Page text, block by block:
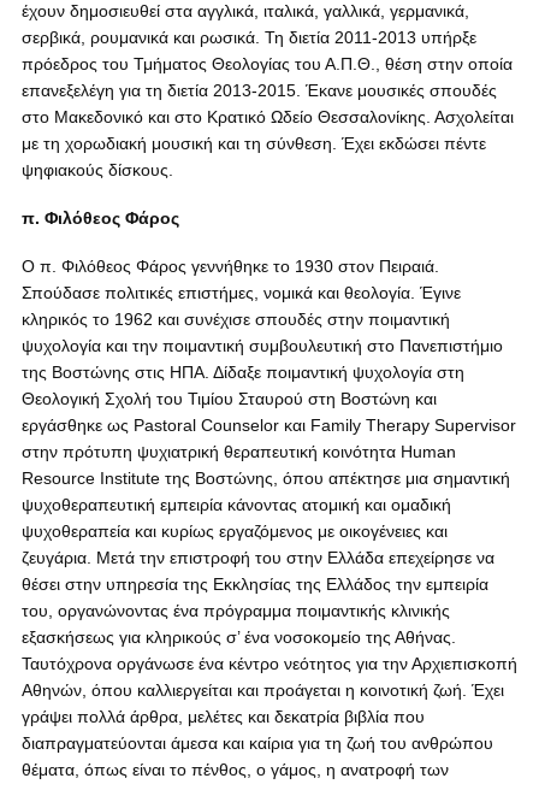
έχουν δημοσιευθεί στα αγγλικά, ιταλικά, γαλλικά, γερμανικά,
σερβικά, ρουμανικά και ρωσικά. Τη διετία 2011-2013 υπήρξε
πρόεδρος του Τμήματος Θεολογίας του Α.Π.Θ., θέση στην οποία
επανεξελέγη για τη διετία 2013-2015. Έκανε μουσικές σπουδές
στο Μακεδονικό και στο Κρατικό Ωδείο Θεσσαλονίκης. Ασχολείται
με τη χορωδιακή μουσική και τη σύνθεση. Έχει εκδώσει πέντε
ψηφιακούς δίσκους.
π. Φιλόθεος Φάρος
Ο π. Φιλόθεος Φάρος γεννήθηκε το 1930 στον Πειραιά.
Σπούδασε πολιτικές επιστήμες, νομικά και θεολογία. Έγινε
κληρικός το 1962 και συνέχισε σπουδές στην ποιμαντική
ψυχολογία και την ποιμαντική συμβουλευτική στο Πανεπιστήμιο
της Βοστώνης στις ΗΠΑ. Δίδαξε ποιμαντική ψυχολογία στη
Θεολογική Σχολή του Τιμίου Σταυρού στη Βοστώνη και
εργάσθηκε ως Pastoral Counselor και Family Therapy Supervisor
στην πρότυπη ψυχιατρική θεραπευτική κοινότητα Human
Resource Institute της Βοστώνης, όπου απέκτησε μια σημαντική
ψυχοθεραπευτική εμπειρία κάνοντας ατομική και ομαδική
ψυχοθεραπεία και κυρίως εργαζόμενος με οικογένειες και
ζευγάρια. Μετά την επιστροφή του στην Ελλάδα επεχείρησε να
θέσει στην υπηρεσία της Εκκλησίας της Ελλάδος την εμπειρία
του, οργανώνοντας ένα πρόγραμμα ποιμαντικής κλινικής
εξασκήσεως για κληρικούς σ’ ένα νοσοκομείο της Αθήνας.
Ταυτόχρονα οργάνωσε ένα κέντρο νεότητος για την Αρχιεπισκοπή
Αθηνών, όπου καλλιεργείται και προάγεται η κοινοτική ζωή. Έχει
γράψει πολλά άρθρα, μελέτες και δεκατρία βιβλία που
διαπραγματεύονται άμεσα και καίρια για τη ζωή του ανθρώπου
θέματα, όπως είναι το πένθος, ο γάμος, η ανατροφή των